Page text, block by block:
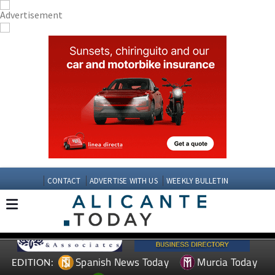
CONTACT ADVERTISE WITH US WEEKLY BULLETIN
EDITION: Spanish News Today
Murcia Today